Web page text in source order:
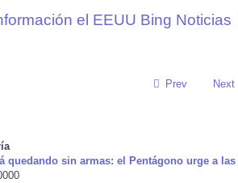
el EEUU Bing Noticias
Prev Next
quedando sin armas: el Pentágono urge a